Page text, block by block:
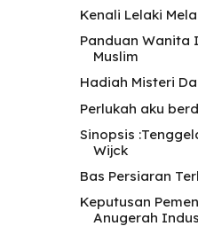
Kenali Lelaki
Panduan Wanita
Muslim
Hadiah Misteri
Perlukah aku
Sinopsis
Wijck
Bas Persiaran
Keputusan
Anugerah